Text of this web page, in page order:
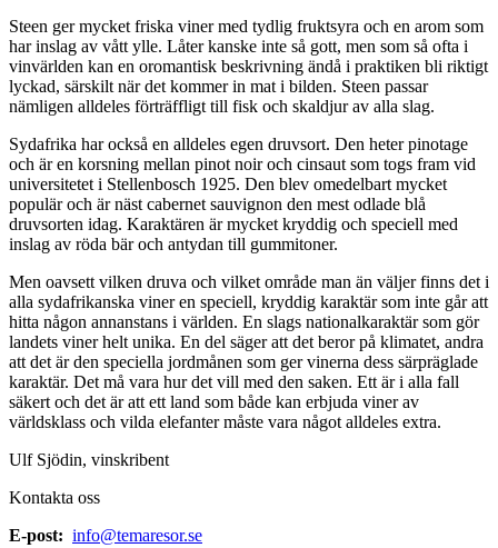
Steen ger mycket friska viner med tydlig fruktsyra och en arom som
har inslag av vått ylle. Låter kanske inte så gott, men som så ofta i
vinvärlden kan en oromantisk beskrivning ändå i praktiken bli riktigt
lyckad, särskilt när det kommer in mat i bilden. Steen passar
nämligen alldeles förträffligt till fisk och skaldjur av alla slag.
Sydafrika har också en alldeles egen druvsort. Den heter pinotage
och är en korsning mellan pinot noir och cinsaut som togs fram vid
universitetet i Stellenbosch 1925. Den blev omedelbart mycket
populär och är näst cabernet sauvignon den mest odlade blå
druvsorten idag. Karaktären är mycket kryddig och speciell med
inslag av röda bär och antydan till gummitoner.
Men oavsett vilken druva och vilket område man än väljer finns det i
alla sydafrikanska viner en speciell, kryddig karaktär som inte går att
hitta någon annanstans i världen. En slags nationalkaraktär som gör
landets viner helt unika. En del säger att det beror på klimatet, andra
att det är den speciella jordmånen som ger vinerna dess särpräglade
karaktär. Det må vara hur det vill med den saken. Ett är i alla fall
säkert och det är att ett land som både kan erbjuda viner av
världsklass och vilda elefanter måste vara något alldeles extra.
Ulf Sjödin, vinskribent
Kontakta oss
E-post: info@temaresor.se